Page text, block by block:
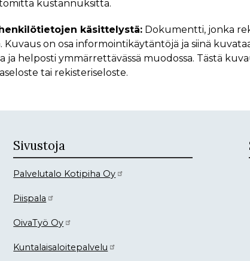
kustannuksitta.
käsittelystä: Dokumentti, jonka
Kuvaus on osa informointikäytäntöjä ja siinä
ja helposti ymmärrettävässä muodossa. Tästä
tai rekisteriseloste.
Sivustoja
Palvelutalo Kotipiha Oy
Piispala
OivaTyö Oy
Kuntalaisaloitepalvelu